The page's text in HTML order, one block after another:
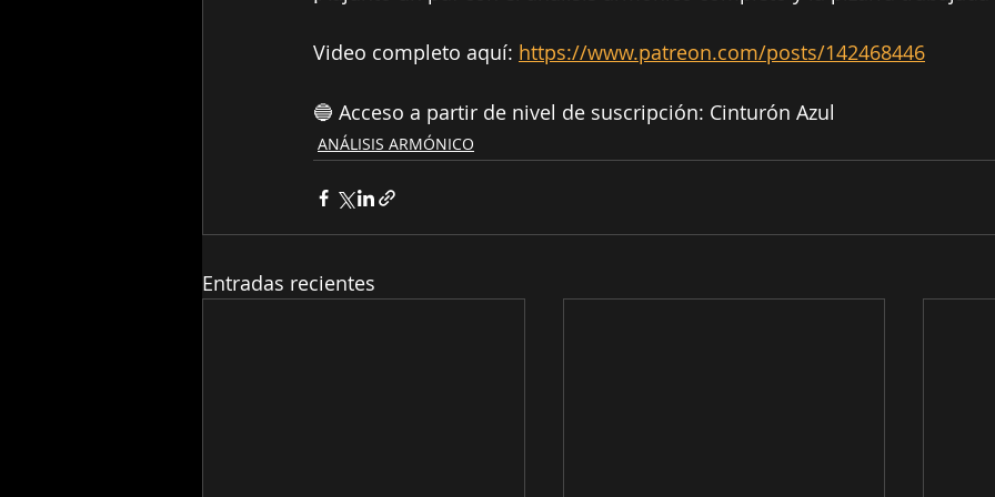
Video completo aquí: https://www.patreon.com/posts/142468446
🔵 Acceso a partir de nivel de suscripción: Cinturón Azul
ANÁLISIS ARMÓNICO
Entradas recientes